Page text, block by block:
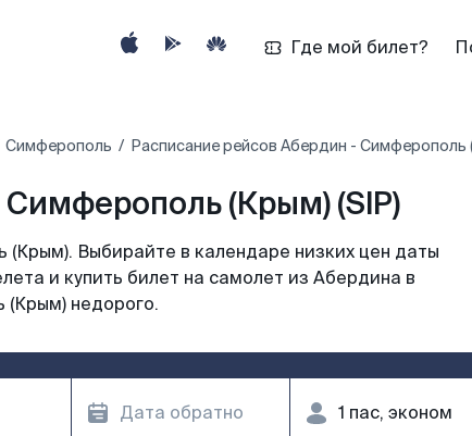
Где мой билет?
Симферополь Расписание рейсов Абердин - Симферополь
(Крым) (SIP)
Выбирайте в календаре низких цен даты
и купить билет на самолет из Абердина в
недорого.